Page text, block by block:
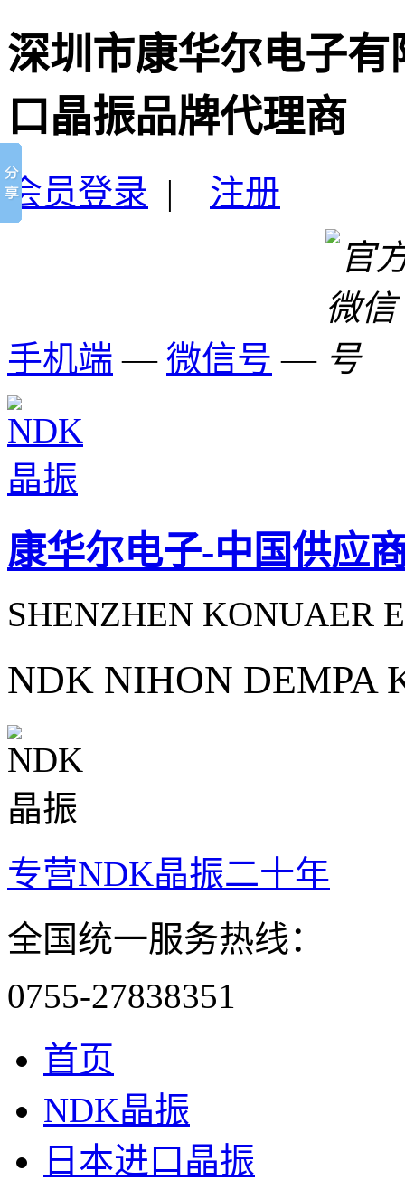
深圳市康华尔电子
口晶振品牌代理商
会员登录 | 注册
手机端 — 微信号 —
康华尔电子-中国供应
SHENZHEN KONUAER
NDK NIHON DEMPA
专营NDK晶振二十年
全国统一服务热线：
0755-27838351
首页
NDK晶振
日本进口晶振